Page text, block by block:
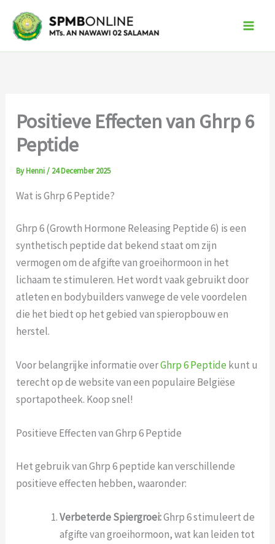
content
Positieve Effecten van Ghrp 6
Peptide
ByHenni/ 24 December 2025
Wat is Ghrp 6 Peptide?
Ghrp 6 (Growth Hormone Releasing Peptide 6) is een
synthetisch peptide dat bekend staat om zijn
vermogen om de afgifte van groeihormoon in het
lichaam te stimuleren. Het wordt vaak gebruikt door
atleten en bodybuilders vanwege de vele voordelen
die het biedt op het gebied van spieropbouw en
herstel.
Voor belangrijke informatie overGhrp 6 Peptide kunt u
terecht op de website van een populaire Belgiëse
sportapotheek. Koop snel!
Positieve Effecten van Ghrp 6 Peptide
Het gebruik van Ghrp 6 peptide kan verschillende
positieve effecten hebben, waaronder:
Verbeterde Spiergroei:Ghrp 6 stimuleert de
afgifte van groeihormoon, wat kan leiden tot